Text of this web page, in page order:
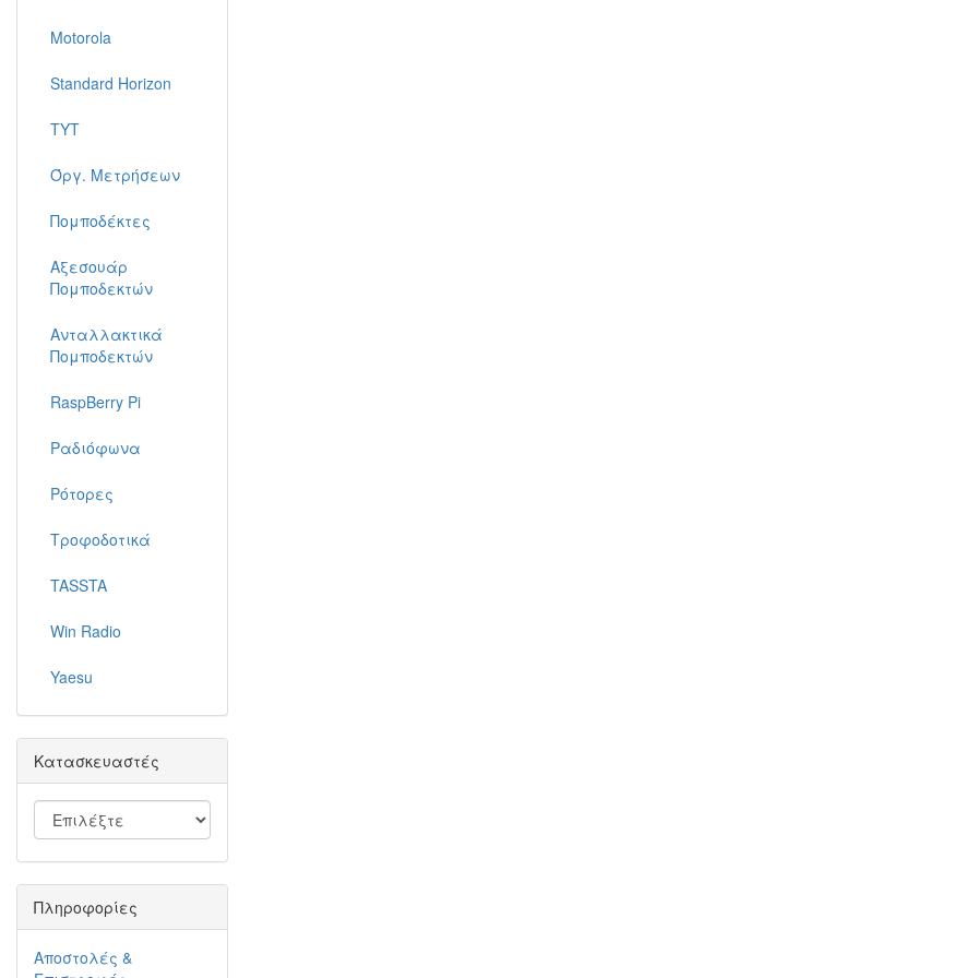
Motorola
Standard Horizon
TYT
Όργ. Μετρήσεων
Πομποδέκτες
Αξεσουάρ
Πομποδεκτών
Ανταλλακτικά
Πομποδεκτών
RaspBerry Pi
Ραδιόφωνα
Ρότορες
Τροφοδοτικά
TASSTA
Win Radio
Yaesu
Κατασκευαστές
Πληροφορίες
Αποστολές &